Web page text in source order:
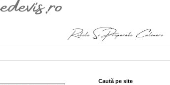
Caută pe site